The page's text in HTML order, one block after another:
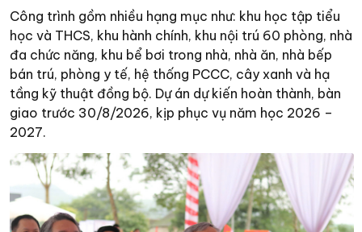
Công trình gồm nhiều hạng mục như: khu học tập tiểu
học và THCS, khu hành chính, khu nội trú 60 phòng, nhà
đa chức năng, khu bể bơi trong nhà, nhà ăn, nhà bếp
bán trú, phòng y tế, hệ thống PCCC, cây xanh và hạ
tầng kỹ thuật đồng bộ. Dự án dự kiến hoàn thành, bàn
giao trước 30/8/2026, kịp phục vụ năm học 2026 –
2027.